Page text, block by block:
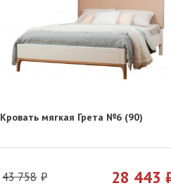
Кровать мягкая Грета №6 (90)
43 758 28 443